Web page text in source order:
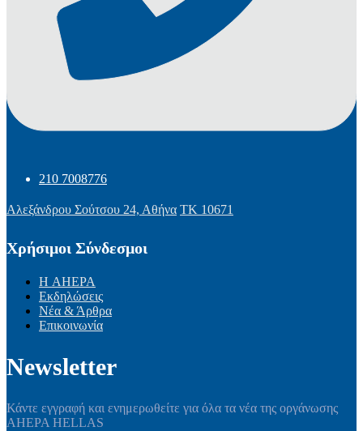
210 7008776
Αλεξάνδρου Σούτσου 24, Αθήνα ΤΚ 10671
Χρήσιμοι Σύνδεσμοι
Η AHEPA
Εκδηλώσεις
Νέα & Άρθρα
Επικοινωνία
Newsletter
Κάντε εγγραφή και ενημερωθείτε για όλα τα νέα της οργάνωσης
AHEPA HELLAS